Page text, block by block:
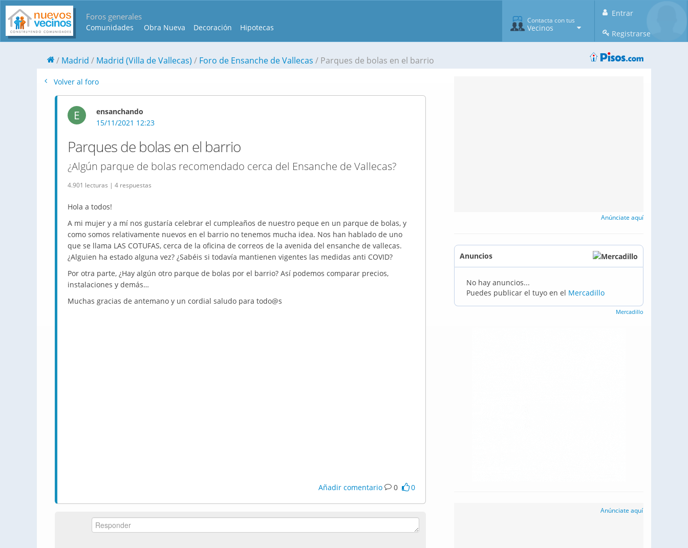
Foros generales
Comunidades Obra Nueva Decoración Hipotecas
Entrar
Registrarse
Contacta con tus
Vecinos
Madrid Madrid (Villa de Vallecas) Foro de Ensanche de Vallecas Parques de bolas en el barrio
Volver al foro
E
ensanchando
15/11/2021 12:23
Parques de bolas en el barrio
¿Algún parque de bolas recomendado cerca del Ensanche de Vallecas?
4.901 lecturas | 4 respuestas
Hola a todos!
A mi mujer y a mí nos gustaría celebrar el cumpleaños de nuestro peque en un parque de bolas, y
como somos relativamente nuevos en el barrio no tenemos mucha idea. Nos han hablado de uno
que se llama LAS COTUFAS, cerca de la oficina de correos de la avenida del ensanche de vallecas.
¿Alguien ha estado alguna vez? ¿Sabéis si todavía mantienen vigentes las medidas anti COVID?
Por otra parte, ¿Hay algún otro parque de bolas por el barrio? Así podemos comparar precios,
instalaciones y demás…
Muchas gracias de antemano y un cordial saludo para todo@s
Añadir comentario 0 0
Anúnciate aquí
Anuncios
No hay anuncios...
Puedes publicar el tuyo en el Mercadillo
Mercadillo
Anúnciate aquí